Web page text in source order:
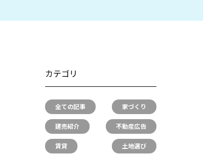
カテゴリ
全ての記事 家づくり
建売紹介 不動産広告
賃貸 土地選び